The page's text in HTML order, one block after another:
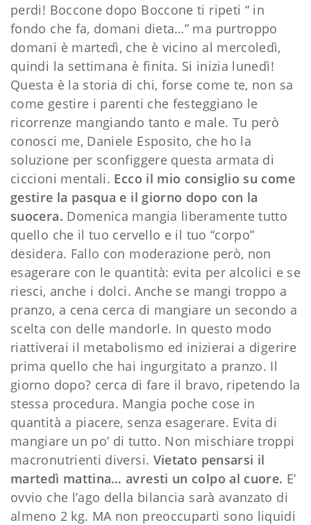
perdi! Boccone dopo Boccone ti ripeti “ in
fondo che fa, domani dieta…” ma purtroppo
domani è martedì, che è vicino al mercoledì,
quindi la settimana è finita. Si inizia lunedì!
Questa è la storia di chi, forse come te, non sa
come gestire i parenti che festeggiano le
ricorrenze mangiando tanto e male. Tu però
conosci me, Daniele Esposito, che ho la
soluzione per sconfiggere questa armata di
ciccioni mentali. Ecco il mio consiglio su come
gestire la pasqua e il giorno dopo con la
suocera. Domenica mangia liberamente tutto
quello che il tuo cervello e il tuo “corpo”
desidera. Fallo con moderazione però, non
esagerare con le quantità: evita per alcolici e se
riesci, anche i dolci. Anche se mangi troppo a
pranzo, a cena cerca di mangiare un secondo a
scelta con delle mandorle. In questo modo
riattiverai il metabolismo ed inizierai a digerire
prima quello che hai ingurgitato a pranzo. Il
giorno dopo? cerca di fare il bravo, ripetendo la
stessa procedura. Mangia poche cose in
quantità a piacere, senza esagerare. Evita di
mangiare un po’ di tutto. Non mischiare troppi
macronutrienti diversi. Vietato pensarsi il
martedì mattina… avresti un colpo al cuore. E’
ovvio che l’ago della bilancia sarà avanzato di
almeno 2 kg. MA non preoccuparti sono liquidi